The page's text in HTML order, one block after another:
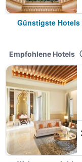
Günstigste
Empfohlene Hotels